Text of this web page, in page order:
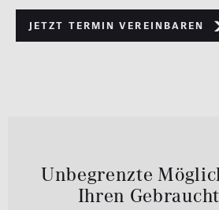
Jetzt Termin vereinbaren
Unbegrenzte
Ihren